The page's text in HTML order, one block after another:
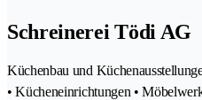
Schreinerei Tödi AG
Küchenbau und
• Kücheneinrichtungen •